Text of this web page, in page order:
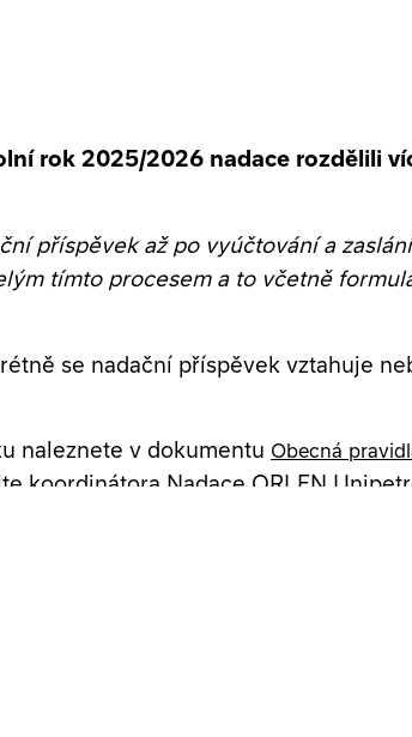
rok 2025/2026 nadace rozdělili
příspěvek až po vyúčtování a
tímto procesem a to včetně
se nadační příspěvek vztahuje
naleznete v dokumentu Obecná
koordinátora Nadace ORLEN